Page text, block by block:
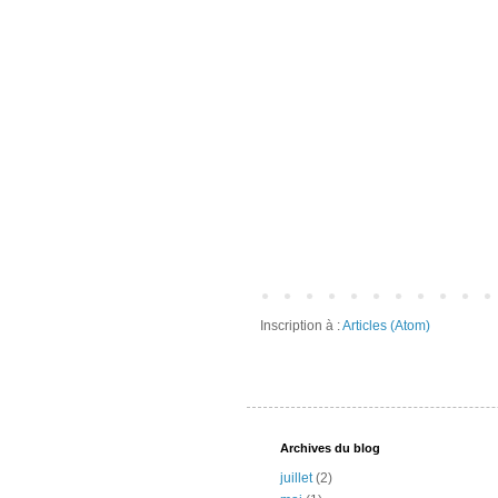
Inscription à :Articles (Atom)
Archives du blog
juillet(2)